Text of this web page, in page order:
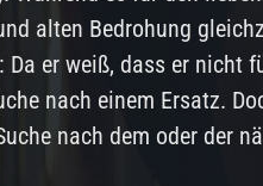
alten Bedrohung
er weiß, dass er nicht
nach einem Ersatz.
nach dem oder der